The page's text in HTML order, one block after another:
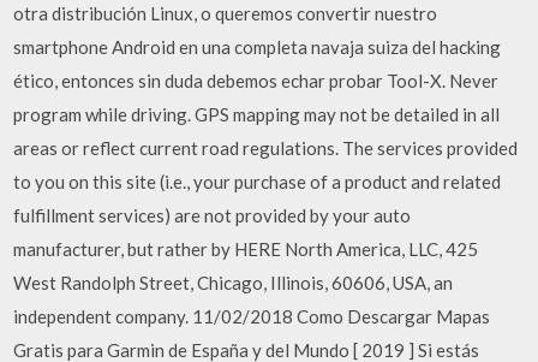
otra distribución Linux, o queremos convertir nuestro
smartphone Android en una completa navaja suiza del hacking
ético, entonces sin duda debemos echar probar Tool-X. Never
program while driving. GPS mapping may not be detailed in all
areas or reflect current road regulations. The services provided
to you on this site (i.e., your purchase of a product and related
fulfillment services) are not provided by your auto
manufacturer, but rather by HERE North America, LLC, 425
West Randolph Street, Chicago, Illinois, 60606, USA, an
independent company. 11/02/2018 Como Descargar Mapas
Gratis para Garmin de España y del Mundo [ 2019 ] Si estás